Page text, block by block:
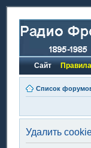
Сайт
Список
Удалить